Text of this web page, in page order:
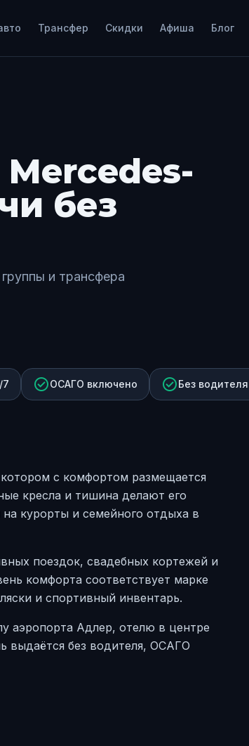
Трансфер Скидки Афиша Блог
без
и трансфера
7 check_circleОСАГО включено check_circleБез водителя
с комфортом размещается
кресла и тишина делают его
курорты и семейного отдыха в
поездок, свадебных кортежей и
комфорта соответствует марке
и спортивный инвентарь.
аэропорта Адлер, отелю в центре
выдаётся без водителя, ОСАГО